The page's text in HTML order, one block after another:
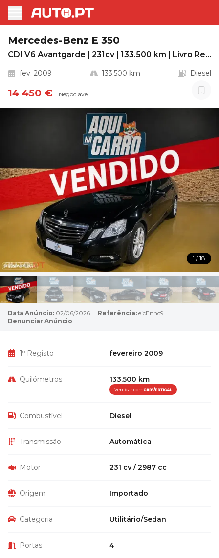
Mercedes-Benz E 350
CDI V6 Avantgarde | 231cv | 133.500 km | Livro Revisões Mercedes
fev. 2009 133.500 km Diesel
14 450 € Negociável
1 / 18
Data Anúncio: 02/06/2026 Referência: eicEnnc9
Denunciar Anúncio
1º Registo fevereiro 2009
Quilómetros 133.500 km
Verificar com
Combustível Diesel
Transmissão Automática
Motor 231 cv / 2987 cc
Origem Importado
Categoria Utilitário/Sedan
Portas 4